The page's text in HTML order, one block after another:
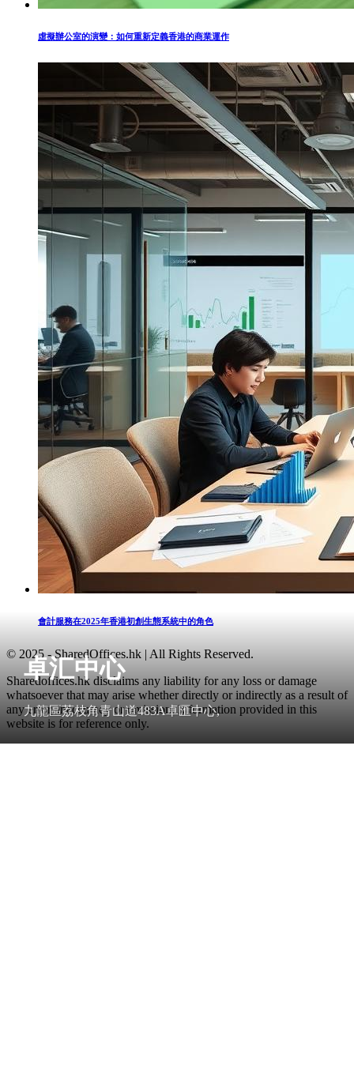
卓汇中心
九龍區荔枝角青山道483A卓匯中心,
虛擬辦公室的演變：如何重新定義香港的商業運作
會計服務在2025年香港初創生態系統中的角色
© 2025 - SharedOffices.hk | All Rights Reserved.
Sharedoffices.hk disclaims any liability for any loss or damage
whatsoever that may arise whether directly or indirectly as a result of
any error, inaccuracy or omission. Information provided in this
website is for reference only.